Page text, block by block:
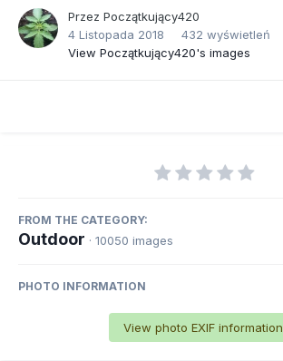
Przez Początkujący420
4 Listopada 2018
432 wyświetleń
View Początkujący420's images
FROM THE CATEGORY:
Outdoor · 10050 images
PHOTO INFORMATION
View photo EXIF information